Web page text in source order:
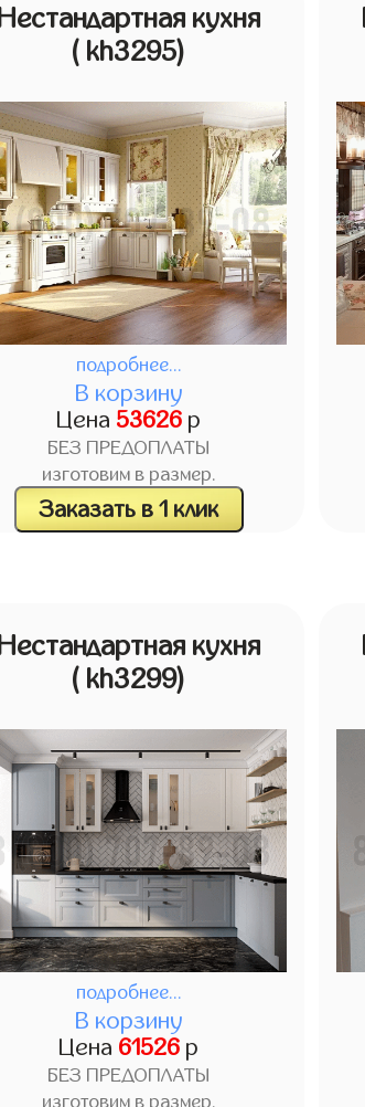
Нестандартная кухня
( kh3295)
подробнее...
В корзину
Цена 53626 р
БЕЗ ПРЕДОПЛАТЫ
изготовим в размер.
Заказать в 1 клик
Нестандартная кухня
( kh3299)
подробнее...
В корзину
Цена 61526 р
БЕЗ ПРЕДОПЛАТЫ
изготовим в размер.